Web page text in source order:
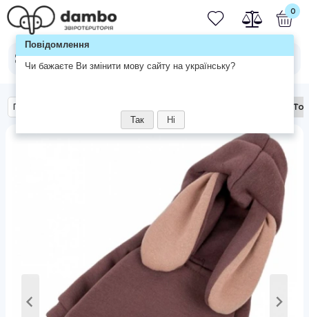
0
Главная Dogs Bomba
Повідомлення
Чи бажаєте Ви змінити мову сайту на українську?
Так Ні